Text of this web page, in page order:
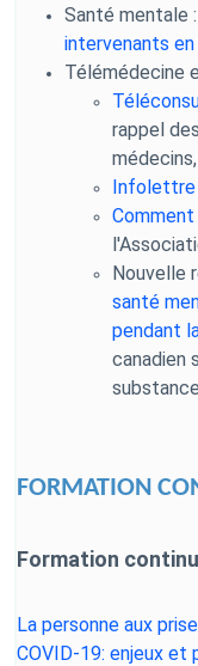
Santé mentale :
intervenants
Télémédecine
rappel
Infolettre
Nouvelle
santé
pendant
canadien
FORMATION
Formation
La personne aux
COVID-19: enjeux et